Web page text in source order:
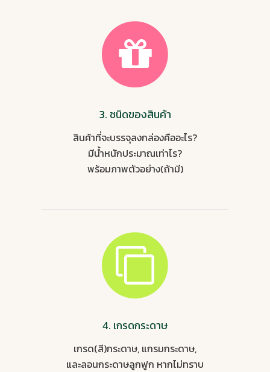
3. ชนิดของสินค้า
สินค้าที่จะบรรจุลงกล่องคืออะไร?
มีน้ำหนักประมาณเท่าไร?
พร้อมภาพตัวอย่าง(ถ้ามี)
4. เกรดกระดาษ
เกรด(สี)กระดาษ, แกรมกระดาษ,
และลอนกระดาษลูกฟูก หากไม่ทราบ